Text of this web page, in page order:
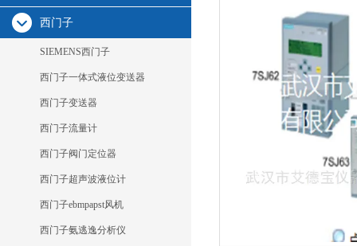
西门子
SIEMENS西门子
西门子一体式液位变送器
西门子变送器
西门子流量计
西门子阀门定位器
西门子超声波液位计
西门子ebmpapst风机
西门子氨逃逸分析仪